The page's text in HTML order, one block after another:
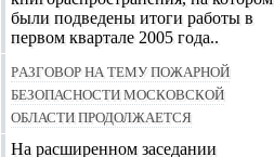
были подведены итоги работы в
первом квартале 2005 года..
Разговор на тему пожарной
безопасности Московской
области продолжается
На расширенном заседании